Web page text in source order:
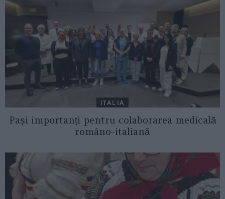
ITALIA
Pași importanți pentru colaborarea medicală
româno-italiană